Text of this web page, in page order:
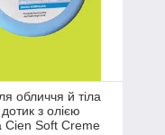
обличчя й тіла
з олією
Cien Soft Creme